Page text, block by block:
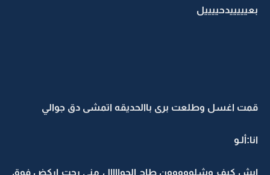
بعيييييدحييييل
قمت اغسل وطلعت برى باالحديقه اتمشى دق جوالي
انا:ألـو
إيش كيف وشلووووون طاح الجواااال مني رحت اركض فوق